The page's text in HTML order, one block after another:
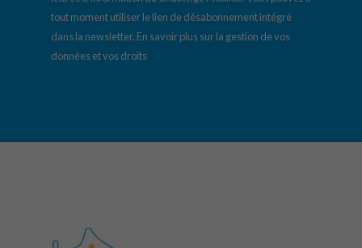
tout moment utiliser le lien de désabonnement intégré
dans la newsletter. En savoir plus sur la gestion de vos
données et vos droits